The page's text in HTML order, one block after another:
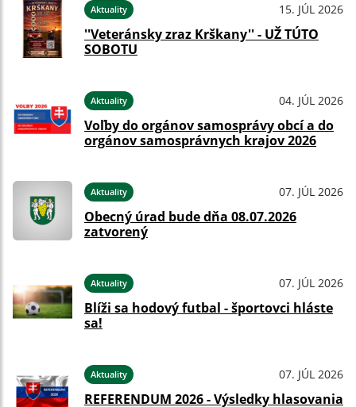
Aktuality 15. JÚL 2026
''Veteránsky zraz Krškany'' - UŽ TÚTO
SOBOTU
Aktuality 04. JÚL 2026
Voľby do orgánov samosprávy obcí a do
orgánov samosprávnych krajov 2026
Aktuality 07. JÚL 2026
Obecný úrad bude dňa 08.07.2026
zatvorený
Aktuality 07. JÚL 2026
Blíži sa hodový futbal - športovci hláste
sa!
Aktuality 07. JÚL 2026
REFERENDUM 2026 - Výsledky hlasovania